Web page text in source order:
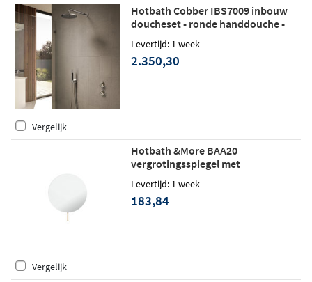
Hotbath Cobber IBS7009 inbouw
doucheset - ronde handdouche -
25cm hoofddouche - plafondbuis
15cm - wandhouder - geborsteld
messing
Levertijd: 1 week
2.350,30
Vergelijk
Hotbath &More BAA20
vergrotingsspiegel met
Levertijd: 1 week
183,84
Vergelijk